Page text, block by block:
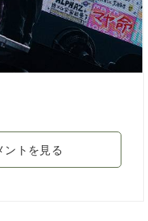
ントを見る